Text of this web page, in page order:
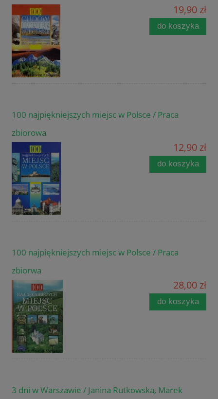
19,90 zł
do koszyka
100 najpiękniejszych miejsc w Polsce / Praca
zbiorowa
12,90 zł
do koszyka
100 najpiękniejszych miejsc w Polsce / Praca
zbiorwa
28,00 zł
do koszyka
3 dni w Warszawie / Janina Rutkowska, Marek